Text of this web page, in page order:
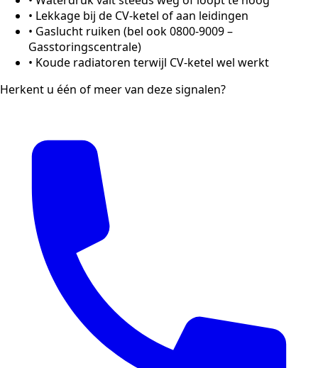
• Lekkage bij de CV-ketel of aan leidingen
• Gaslucht ruiken (bel ook 0800-9009 –
Gasstoringscentrale)
• Koude radiatoren terwijl CV-ketel wel werkt
Herkent u één of meer van deze signalen?